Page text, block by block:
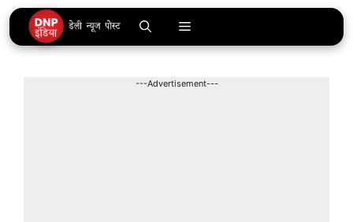
Skip
to
content
Menu
---Advertisement---